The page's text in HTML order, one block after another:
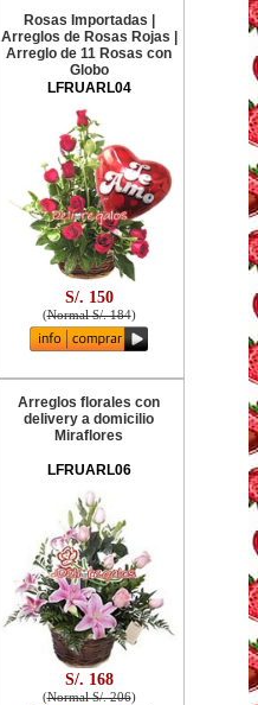
Rosas Importadas |
Arreglos de Rosas Rojas |
Arreglo de 11 Rosas con
Globo
LFRUARL04
S/. 150
(Normal S/. 184)
Arreglos florales con
delivery a domicilio
Miraflores
LFRUARL06
S/. 168
(Normal S/. 206)